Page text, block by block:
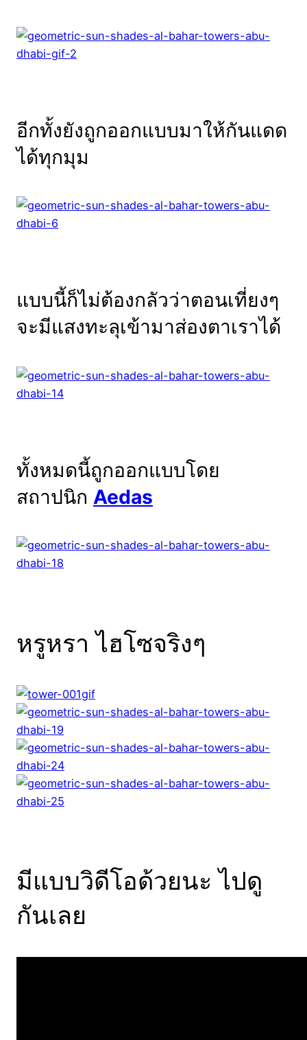
อีกทั้งยังถูกออกแบบมาให้กันแดด
ได้ทุกมุม
แบบนี้ก็ไม่ต้องกลัวว่าตอนเที่ยงๆ
จะมีแสงทะลุเข้ามาส่องตาเราได้
ทั้งหมดนี้ถูกออกแบบโดย
สถาปนิก Aedas
หรูหรา ไฮโซจริงๆ
มีแบบวิดีโอด้วยนะ ไปดู
กันเลย